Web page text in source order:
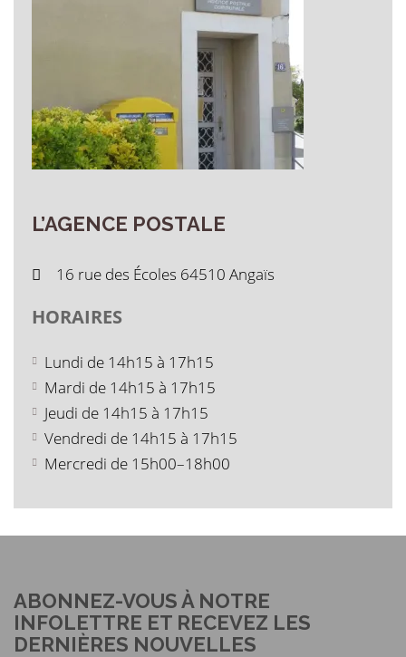
L’AGENCE POSTALE
16 rue des Écoles 64510 Angaïs
HORAIRES
Lundi de 14h15 à 17h15
Mardi de 14h15 à 17h15
Jeudi de 14h15 à 17h15
Vendredi de 14h15 à 17h15
Mercredi de 15h00–18h00
ABONNEZ-VOUS À NOTRE
INFOLETTRE ET RECEVEZ LES
DERNIÈRES NOUVELLES